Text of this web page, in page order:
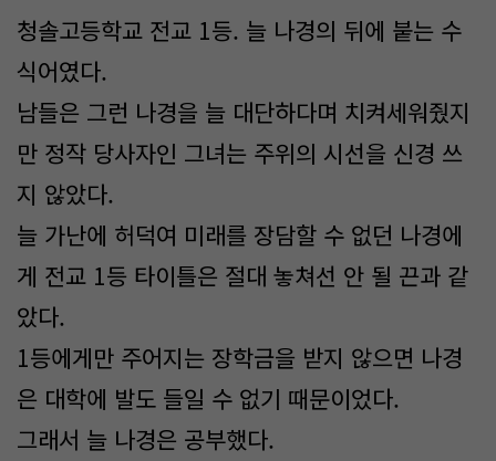
청솔고등학교 전교 1등. 늘 나경의 뒤에 붙는 수
식어였다.
남들은 그런 나경을 늘 대단하다며 치켜세워줬지
만 정작 당사자인 그녀는 주위의 시선을 신경 쓰
지 않았다.
늘 가난에 허덕여 미래를 장담할 수 없던 나경에
게 전교 1등 타이틀은 절대 놓쳐선 안 될 끈과 같
았다.
1등에게만 주어지는 장학금을 받지 않으면 나경
은 대학에 발도 들일 수 없기 때문이었다.
그래서 늘 나경은 공부했다.